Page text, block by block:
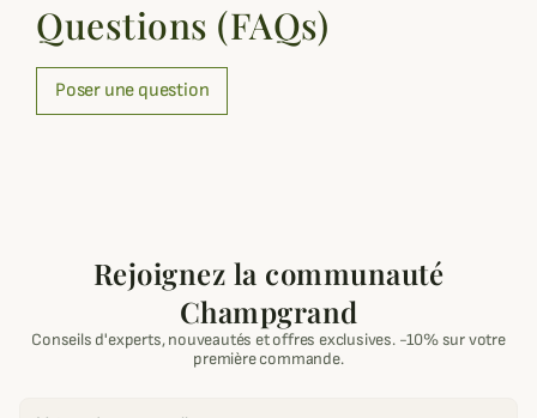
Questions (FAQs)
Poser une question
Rejoignez la communauté
Champgrand
Conseils d'experts, nouveautés et offres exclusives. -10% sur votre
première commande.